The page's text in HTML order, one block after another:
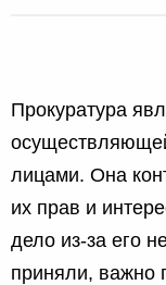
Прокуратура
лицами. Она
их прав и
дело из-за его
приняли, важно